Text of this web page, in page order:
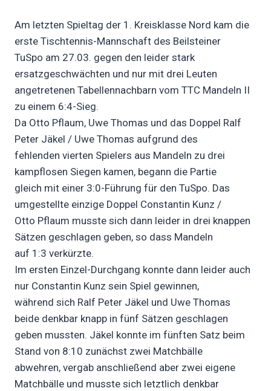
Am letzten Spieltag der 1. Kreisklasse Nord kam die
erste Tischtennis-Mannschaft des Beilsteiner
TuSpo am 27.03. gegen den leider stark
ersatzgeschwächten und nur mit drei Leuten
angetretenen Tabellennachbarn vom TTC Mandeln II
zu einem 6:4-Sieg.
Da Otto Pflaum, Uwe Thomas und das Doppel Ralf
Peter Jäkel / Uwe Thomas aufgrund des
fehlenden vierten Spielers aus Mandeln zu drei
kampflosen Siegen kamen, begann die Partie
gleich mit einer 3:0-Führung für den TuSpo. Das
umgestellte einzige Doppel Constantin Kunz /
Otto Pflaum musste sich dann leider in drei knappen
Sätzen geschlagen geben, so dass Mandeln
auf 1:3 verkürzte.
Im ersten Einzel-Durchgang konnte dann leider auch
nur Constantin Kunz sein Spiel gewinnen,
während sich Ralf Peter Jäkel und Uwe Thomas
beide denkbar knapp in fünf Sätzen geschlagen
geben mussten. Jäkel konnte im fünften Satz beim
Stand von 8:10 zunächst zwei Matchbälle
abwehren, vergab anschließend aber zwei eigene
Matchbälle und musste sich letztlich denkbar